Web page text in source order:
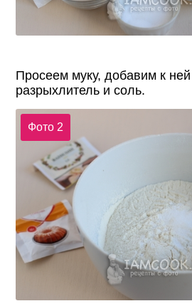
Просеем муку, добавим к
разрыхлитель и соль.
Фото 2